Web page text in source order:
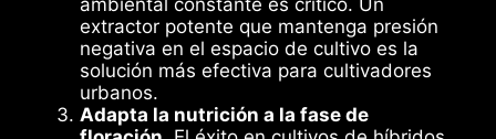
ambiental constante es crítico. Un
extractor potente que mantenga presión
negativa en el espacio de cultivo es la
solución más efectiva para cultivadores
urbanos.
Adapta la nutrición a la fase de